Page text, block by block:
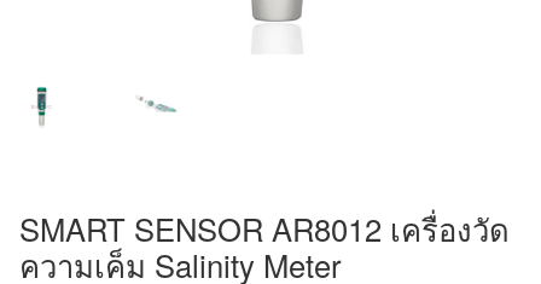
SMART SENSOR AR8012 เครื่องวัด
ความเค็ม Salinity Meter